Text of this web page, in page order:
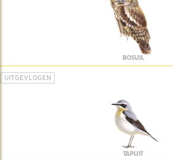
BOSUIL
UITGEVLOGEN
TAPUIT